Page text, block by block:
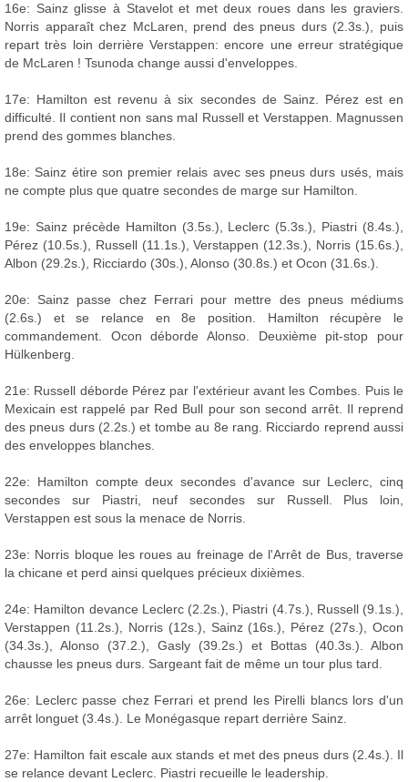
16e: Sainz glisse à Stavelot et met deux roues dans les graviers.
Norris apparaît chez McLaren, prend des pneus durs (2.3s.), puis
repart très loin derrière Verstappen: encore une erreur stratégique
de McLaren ! Tsunoda change aussi d'enveloppes.
17e: Hamilton est revenu à six secondes de Sainz. Pérez est en
difficulté. Il contient non sans mal Russell et Verstappen. Magnussen
prend des gommes blanches.
18e: Sainz étire son premier relais avec ses pneus durs usés, mais
ne compte plus que quatre secondes de marge sur Hamilton.
19e: Sainz précède Hamilton (3.5s.), Leclerc (5.3s.), Piastri (8.4s.),
Pérez (10.5s.), Russell (11.1s.), Verstappen (12.3s.), Norris (15.6s.),
Albon (29.2s.), Ricciardo (30s.), Alonso (30.8s.) et Ocon (31.6s.).
20e: Sainz passe chez Ferrari pour mettre des pneus médiums
(2.6s.) et se relance en 8e position. Hamilton récupère le
commandement. Ocon déborde Alonso. Deuxième pit-stop pour
Hülkenberg.
21e: Russell déborde Pérez par l'extérieur avant les Combes. Puis le
Mexicain est rappelé par Red Bull pour son second arrêt. Il reprend
des pneus durs (2.2s.) et tombe au 8e rang. Ricciardo reprend aussi
des enveloppes blanches.
22e: Hamilton compte deux secondes d'avance sur Leclerc, cinq
secondes sur Piastri, neuf secondes sur Russell. Plus loin,
Verstappen est sous la menace de Norris.
23e: Norris bloque les roues au freinage de l'Arrêt de Bus, traverse
la chicane et perd ainsi quelques précieux dixièmes.
24e: Hamilton devance Leclerc (2.2s.), Piastri (4.7s.), Russell (9.1s.),
Verstappen (11.2s.), Norris (12s.), Sainz (16s.), Pérez (27s.), Ocon
(34.3s.), Alonso (37.2.), Gasly (39.2s.) et Bottas (40.3s.). Albon
chausse les pneus durs. Sargeant fait de même un tour plus tard.
26e: Leclerc passe chez Ferrari et prend les Pirelli blancs lors d'un
arrêt longuet (3.4s.). Le Monégasque repart derrière Sainz.
27e: Hamilton fait escale aux stands et met des pneus durs (2.4s.). Il
se relance devant Leclerc. Piastri recueille le leadership.